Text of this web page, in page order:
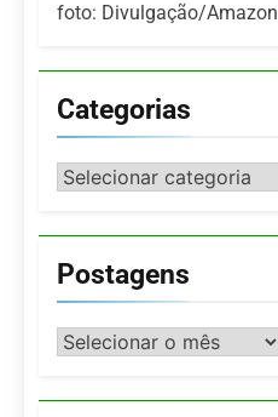
foto: Divulgação/Amazon
Categorias
Categorias
Postagens
Postagens